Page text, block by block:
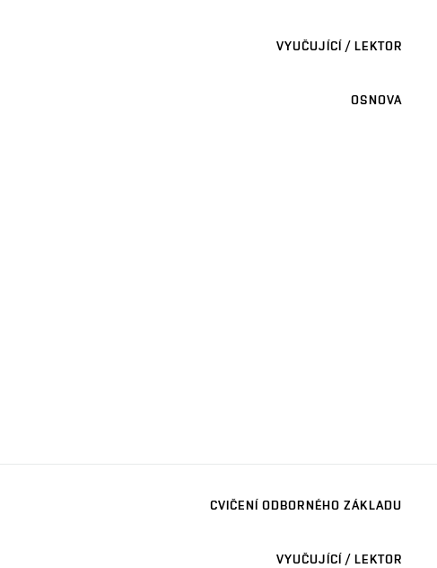
VYUČUJÍCÍ / LEKTOR
OSNOVA
CVIČENÍ ODBORNÉHO ZÁKLADU
VYUČUJÍCÍ / LEKTOR